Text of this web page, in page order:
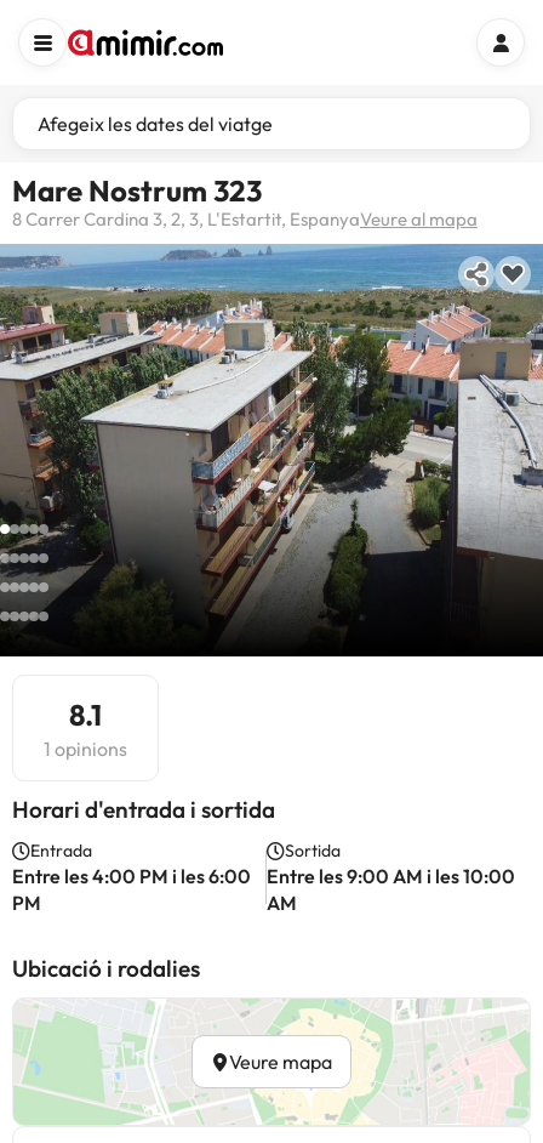
Afegeix les dates del viatge
Mare Nostrum 323
8 Carrer Cardina 3, 2, 3, L'Estartit, EspanyaVeure al mapa
8.1
1 opinions
Horari d'entrada i sortida
Entrada
Entre les 4:00 PM i les 6:00
PM
Sortida
Entre les 9:00 AM i les 10:00
AM
Ubicació i rodalies
Veure mapa